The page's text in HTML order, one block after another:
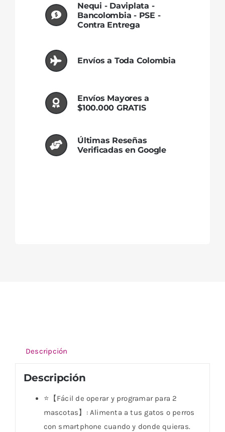
Nequi - Daviplata -
Bancolombia - PSE -
Contra Entrega
Envíos a Toda Colombia
Envíos Mayores a
$100.000 GRATIS
Últimas Reseñas
Verificadas en Google
Descripción
Descripción
⭐【Fácil de operar y programar para 2
mascotas】: Alimenta a tus gatos o perros
con smartphone cuando y donde quieras.